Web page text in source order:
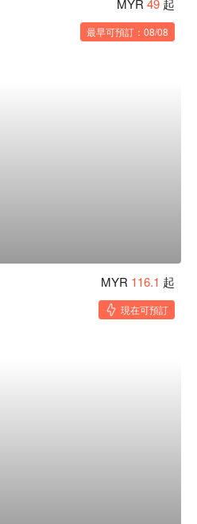
MYR 49 起
最早可預訂：08/08
MYR 116.1 起
現在可預訂